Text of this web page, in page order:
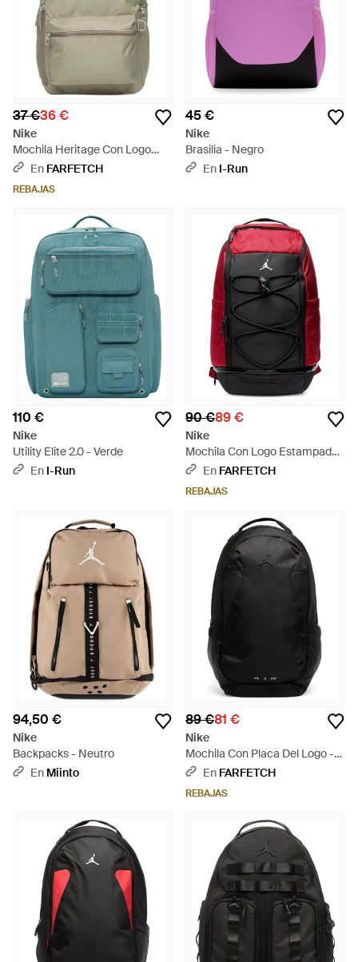
37 €36 €
Nike
Mochila Heritage Con Logo
Estampado - Gris
En FARFETCH
REBAJAS
45 €
Nike
Brasilia - Negro
En I-Run
110 €
Nike
Utility Elite 2.0 - Verde
En I-Run
90 €89 €
Nike
Mochila Con Logo Estampado -
RojoEn FARFETCH
REBAJAS
94,50 €
Nike
Backpacks - Neutro
En Miinto
89 €81 €
Nike
Mochila Con Placa Del Logo -
Negro
En FARFETCH
REBAJAS